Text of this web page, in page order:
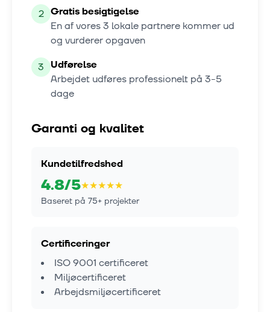
2 Gratis besigtigelse
En af vores3 lokale partnere kommer ud
og vurderer opgaven
3 Udførelse
Arbejdet udføres professionelt på 3-5
dage
Garanti og kvalitet
Kundetilfredshed
4.8/5★★★★★
Baseret på 75+ projekter
Certificeringer
ISO 9001 certificeret
Miljøcertificeret
Arbejdsmiljøcertificeret